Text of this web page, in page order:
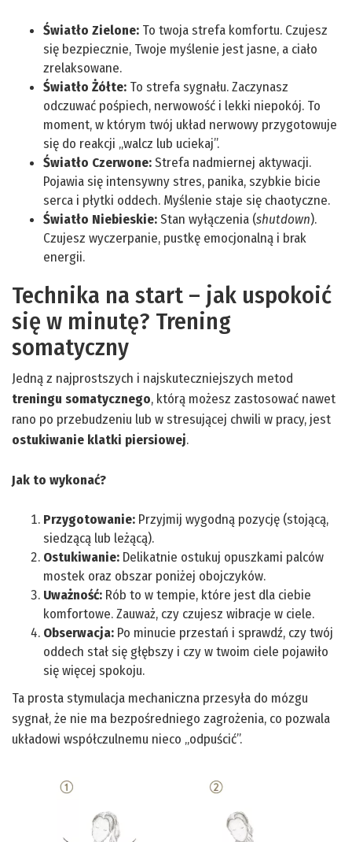
Światło Zielone: To twoja strefa komfortu. Czujesz
się bezpiecznie, Twoje myślenie jest jasne, a ciało
zrelaksowane.
Światło Żółte: To strefa sygnału. Zaczynasz
odczuwać pośpiech, nerwowość i lekki niepokój. To
moment, w którym twój układ nerwowy przygotowuje
się do reakcji „walcz lub uciekaj”.
Światło Czerwone:Strefa nadmiernej aktywacji.
Pojawia się intensywny stres, panika, szybkie bicie
serca i płytki oddech. Myślenie staje się chaotyczne.
Światło Niebieskie:Stan wyłączenia (shutdown).
Czujesz wyczerpanie, pustkę emocjonalną i brak
energii.
Technika na start – jak uspokoić
się w minutę? Trening
somatyczny
Jedną z najprostszych i najskuteczniejszych metod
treningu somatycznego, którą możesz zastosować nawet
rano po przebudzeniu lub w stresującej chwili w pracy, jest
ostukiwanie klatki piersiowej.
Jak to wykonać?
Przygotowanie: Przyjmij wygodną pozycję (stojącą,
siedzącą lub leżącą).
Ostukiwanie: Delikatnie ostukuj opuszkami palców
mostek oraz obszar poniżej obojczyków.
Uważność: Rób to w tempie, które jest dla ciebie
komfortowe. Zauważ, czy czujesz wibracje w ciele.
Obserwacja: Po minucie przestań i sprawdź, czy twój
oddech stał się głębszy i czy w twoim ciele pojawiło
się więcej spokoju.
Ta prosta stymulacja mechaniczna przesyła do mózgu
sygnał, że nie ma bezpośredniego zagrożenia, co pozwala
układowi współczulnemu nieco „odpuścić”.